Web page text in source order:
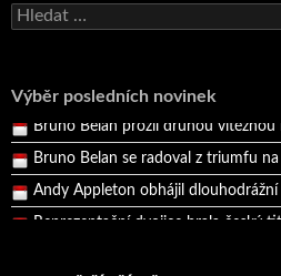
Vyhledávání
Výběr posledních novinek
Andy Appleton obhájil
Bruno Belan prožil druhou vítěznou
Bruno Belan se radoval z triumfu na
Reprezentační dvojice brala český